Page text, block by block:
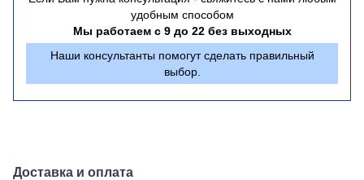
удобным способом
Мы работаем с 9 до 22 без выходных
Наши консультанты помогут сделать правильный
выбор.
Доставка и оплата